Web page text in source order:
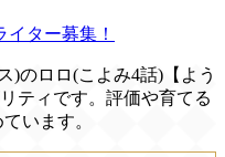
ター募集！
)のロロ(こよみ4話)【よう
ティです。評価や育てる
います。